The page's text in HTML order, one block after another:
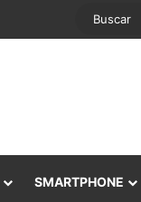
SMARTPHONE